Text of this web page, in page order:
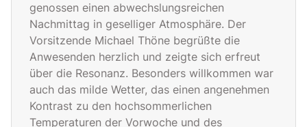
genossen einen abwechslungsreichen
Nachmittag in geselliger Atmosphäre. Der
Vorsitzende Michael Thöne begrüßte die
Anwesenden herzlich und zeigte sich erfreut
über die Resonanz. Besonders willkommen war
auch das milde Wetter, das einen angenehmen
Kontrast zu den hochsommerlichen
Temperaturen der Vorwoche und des